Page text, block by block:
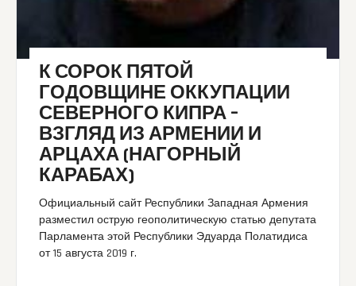
К СОРОК ПЯТОЙ
ГОДОВЩИНЕ ОККУПАЦИИ
СЕВЕРНОГО КИПРА –
ВЗГЛЯД ИЗ АРМЕНИИ И
АРЦАХА (НАГОРНЫЙ
КАРАБАХ)
Официальный сайт Республики Западная Армения
разместил острую геополитическую статью депутата
Парламента этой Республики Эдуарда Полатидиса
от 15 августа 2019 г.